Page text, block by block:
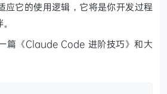
应它的使用逻辑，它将是你开发过程
篇《Claude Code 进阶技巧》和大